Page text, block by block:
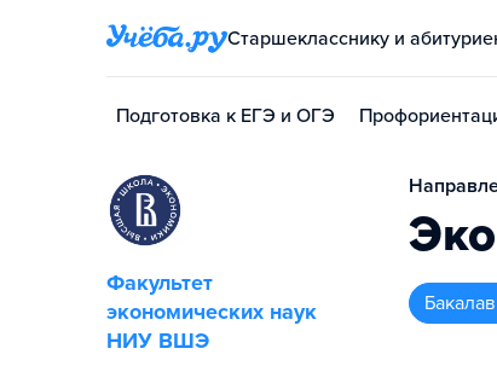
Старшекласснику и
Подготовка к ЕГЭ и ОГЭ
Факультет
экономических наук
НИУ ВШЭ